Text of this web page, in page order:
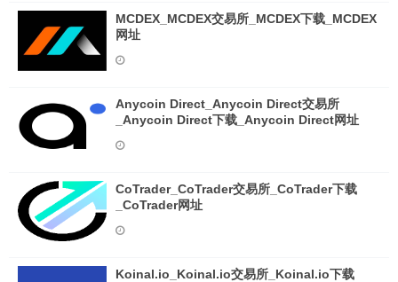
MCDEX_MCDEX交易所_MCDEX下载_MCDEX
网址
Anycoin Direct_Anycoin Direct交易所
_Anycoin Direct下载_Anycoin Direct网址
CoTrader_CoTrader交易所_CoTrader下载
_CoTrader网址
Koinal.io_Koinal.io交易所_Koinal.io下载